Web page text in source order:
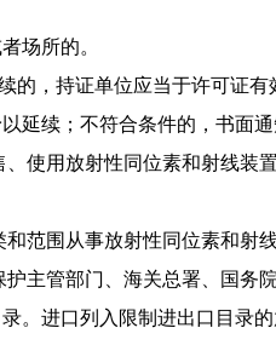
场所的。
的，持证单位应当于许可证有
延续； 不符合条件的，书面
、使用放射性同位素和射线装
范围从事放射性同位素和射
主管部门、海关总署、国务
。 进口列入限制进出口目录